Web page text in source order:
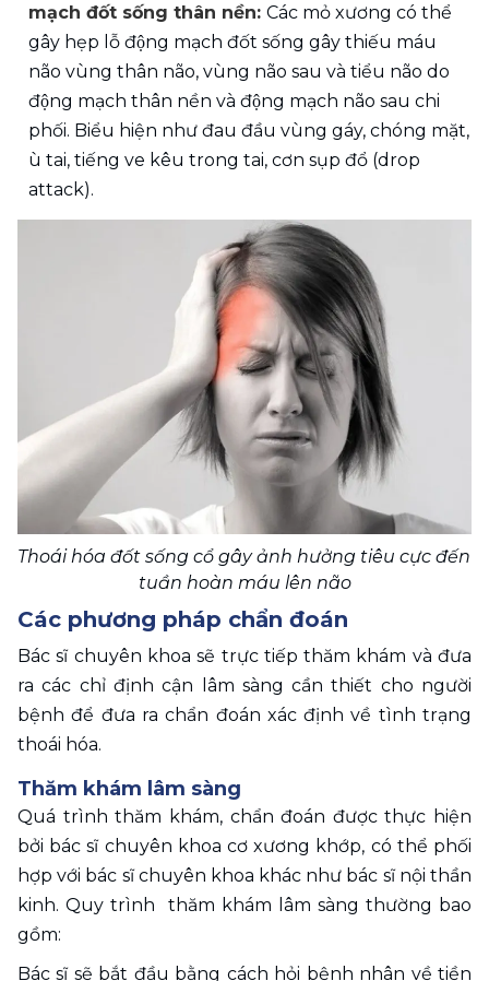
mạch đốt sống thân nền: Các mỏ xương có thể
gây hẹp lỗ động mạch đốt sống gây thiếu máu
não vùng thân não, vùng não sau và tiểu não do
động mạch thân nền và động mạch não sau chi
phối. Biểu hiện như đau đầu vùng gáy, chóng mặt,
ù tai, tiếng ve kêu trong tai, cơn sụp đổ (drop
attack).
Thoái hóa đốt sống cổ gây ảnh hưởng tiêu cực đến
tuần hoàn máu lên não
Các phương pháp chẩn đoán
Bác sĩ chuyên khoa sẽ trực tiếp thăm khám và đưa
ra các chỉ định cận lâm sàng cần thiết cho người
bệnh để đưa ra chẩn đoán xác định về tình trạng
thoái hóa.
Thăm khám lâm sàng
Quá trình thăm khám, chẩn đoán được thực hiện
bởi bác sĩ chuyên khoa cơ xương khớp, có thể phối
hợp với bác sĩ chuyên khoa khác như bác sĩ nội thần
kinh. Quy trình  thăm khám lâm sàng thường bao
gồm:
Bác sĩ sẽ bắt đầu bằng cách hỏi bệnh nhân về tiền